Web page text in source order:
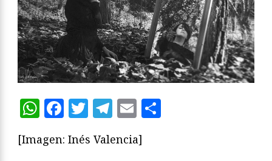
WhatsApp
Facebook
Twitter
Telegram
Email
[Imagen: Inés Valencia]